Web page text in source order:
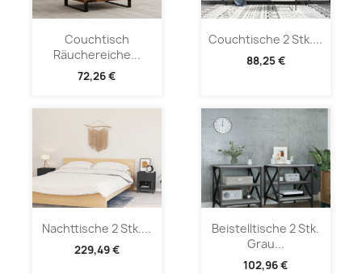
Couchtisch
Räuchereiche...
72,26 €
Couchtische 2 Stk....
88,25 €
Nachttische 2 Stk....
229,49 €
Beistelltische 2 Stk.
Grau...
102,96 €